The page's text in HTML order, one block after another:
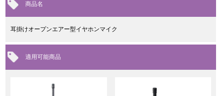
商品名
耳掛けオープンエアー型イヤホンマイク
適用可能商品